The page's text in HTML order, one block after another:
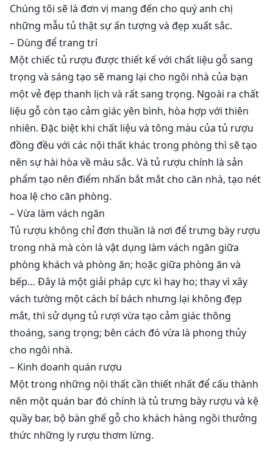
Chúng tôi sẽ là đơn vị mang đến cho quý anh chị
những mẫu tủ thật sự ấn tượng và đẹp xuất sắc.
– Dùng để trang trí
Một chiếc tủ rượu được thiết kế với chất liệu gỗ sang
trọng và sáng tạo sẽ mang lại cho ngôi nhà của bạn
một vẻ đẹp thanh lịch và rất sang trọng. Ngoài ra chất
liệu gỗ còn tạo cảm giác yên bình, hòa hợp với thiên
nhiên. Đặc biệt khi chất liệu và tông màu của tủ rượu
đồng đều với các nội thất khác trong phòng thì sẽ tạo
nên sự hài hòa về màu sắc. Và tủ rượu chính là sản
phẩm tạo nên điểm nhấn bắt mắt cho căn nhà, tạo nét
hoa lệ cho căn phòng.
– Vừa làm vách ngăn
Tủ rượu không chỉ đơn thuần là nơi để trưng bày rượu
trong nhà mà còn là vật dụng làm vách ngăn giữa
phòng khách và phòng ăn; hoặc giữa phòng ăn và
bếp… Đây là một giải pháp cực kì hay ho; thay vì xây
vách tường một cách bí bách nhưng lại không đẹp
mắt, thì sử dụng tủ rượi vừa tạo cảm giác thông
thoáng, sang trọng; bên cách đó vừa là phong thủy
cho ngôi nhà.
– Kinh doanh quán rượu
Một trong những nội thất cần thiết nhất để cấu thành
nên một quán bar đó chính là tủ trưng bày rượu và kệ
quầy bar, bộ bàn ghế gỗ cho khách hàng ngồi thưởng
thức những ly rượu thơm lừng.